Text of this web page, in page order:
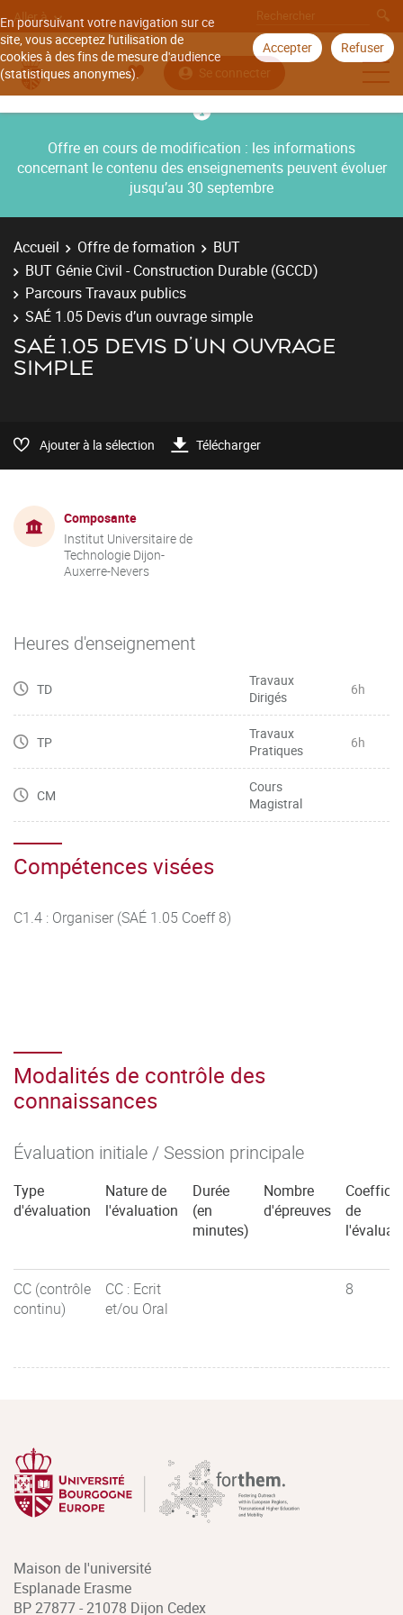
En poursuivant votre navigation sur ce
site, vous acceptez l'utilisation de
cookies à des fins de mesure d'audience
(statistiques anonymes).
Accepter Refuser
Aller à
Se connecter
Offre en cours de modification : les informations
concernant le contenu des enseignements peuvent évoluer
jusqu’au 30 septembre
Accueil Offre de formation
BUT
BUT Génie Civil - Construction Durable (GCCD)
Parcours Travaux publics
SAÉ 1.05 Devis d’un ouvrage simple
SAÉ 1.05 DEVIS D’UN OUVRAGE
SIMPLE
Ajouter à la sélection Télécharger
Composante
Institut Universitaire de
Technologie Dijon-
Auxerre-Nevers
Heures d'enseignement
TD
Travaux
Dirigés
6h
TP
Travaux
Pratiques
6h
CM
Cours
Magistral
Compétences visées
C1.4 : Organiser (SAÉ 1.05 Coeff 8)
Modalités de contrôle des
connaissances
Évaluation initiale / Session principale
Type
d'évaluation
Nature de
l'évaluation
Durée
(en
minutes)
Nombre
d'épreuves
de
CC (contrôle
continu)
CC : Ecrit
et/ou Oral
8
Maison de l'université
Esplanade Erasme
BP 27877 - 21078 Dijon Cedex